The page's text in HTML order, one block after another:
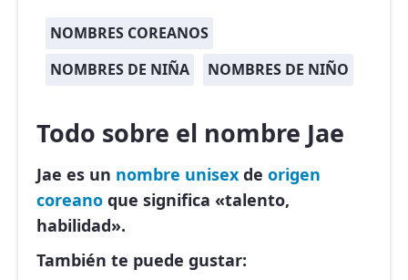
NOMBRES COREANOS
NOMBRES DE NIÑA
NOMBRES DE NIÑO
Todo sobre el nombre Jae
Jae es un nombre unisex de origen
coreano que significa «talento,
habilidad».
También te puede gustar: